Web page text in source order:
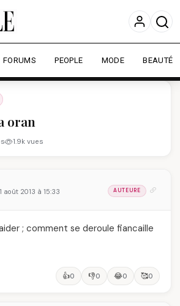
cookies pour améliorer votre
l'audience.
En savoir plus
tout Personnaliser
FORUMS PEOPLE MODE BEAUTÉ
oran
1.9k vues
août 2013 à 15:33 AUTEURE
; comment se deroule fiancaille
👍0 👎0 😂0 🥰0